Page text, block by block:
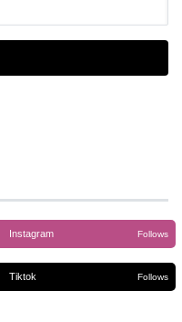
Instagram Follows
Tiktok Follows